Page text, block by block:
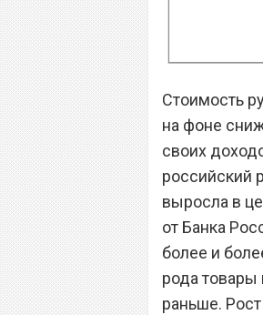
Стоимость
на фоне
своих
российский
выросла в
от Банка
более и
рода товары
раньше.